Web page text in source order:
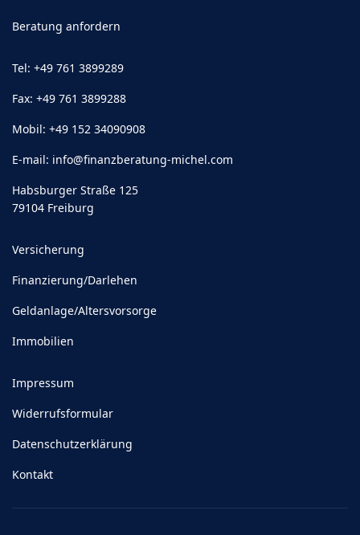
Beratung anfordern
Tel: +49 761 3899289
Fax: +49 761 3899288
Mobil: +49 152 34090908
E-mail: info@finanzberatung-michel.com
Habsburger Straße 125
79104 Freiburg
Versicherung
Finanzierung/Darlehen
Geldanlage/Altersvorsorge
Immobilien
Impressum
Widerrufsformular
Datenschutzerklärung
Kontakt